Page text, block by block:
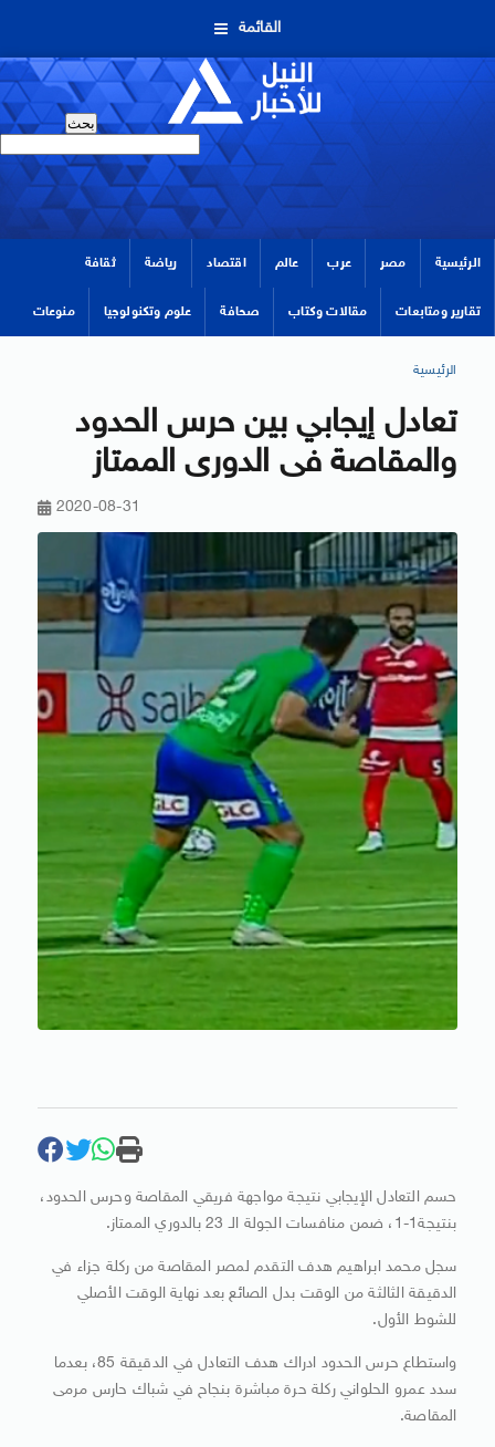
القائمة
الرئيسية مصر عرب عالم اقتصاد رياضة ثقافة
تقارير ومتابعات مقالات وكتاب صحافة علوم وتكنولوجيا منوعات
الرئيسية
تعادل إيجابي بين حرس الحدود
والمقاصة فى الدورى الممتاز
2020-08-31
حسم التعادل الإيجابي نتيجة مواجهة فريقي المقاصة وحرس الحدود،
بنتيجة1-1، ضمن منافسات الجولة الـ 23 بالدوري الممتاز.
سجل محمد ابراهيم هدف التقدم لمصر المقاصة من ركلة جزاء في
الدقيقة الثالثة من الوقت بدل الصائع بعد نهاية الوقت الأصلي
للشوط الأول.
واستطاع حرس الحدود ادراك هدف التعادل في الدقيقة 85، بعدما
سدد عمرو الحلواني ركلة حرة مباشرة بنجاح في شباك حارس مرمى
المقاصة.